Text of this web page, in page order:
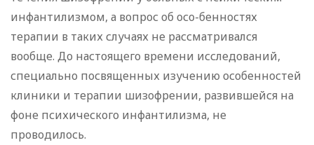
инфантилизмом, а вопрос об осо-бенностях
терапии в таких случаях не рассматривался
вообще. До настоящего времени исследований,
специально посвященных изучению особенностей
клиники и терапии шизофрении, развившейся на
фоне психического инфантилизма, не
проводилось.